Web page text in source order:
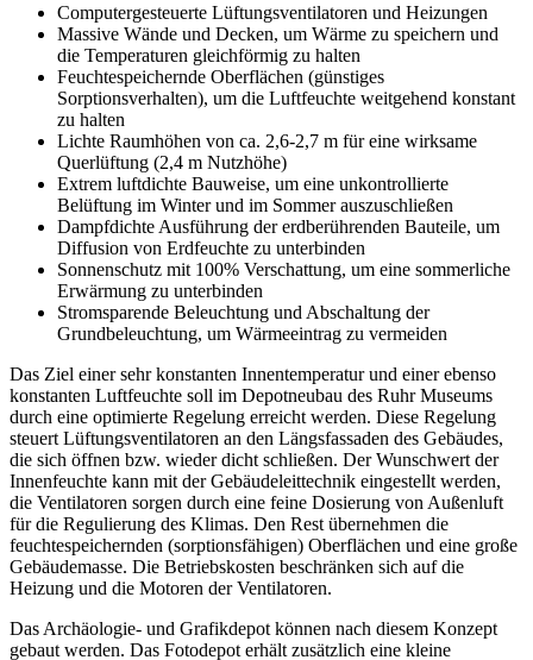
Computergesteuerte Lüftungsventilatoren und Heizungen
Massive Wände und Decken, um Wärme zu speichern und
die Temperaturen gleichförmig zu halten
Feuchtespeichernde Oberflächen (günstiges
Sorptionsverhalten), um die Luftfeuchte weitgehend konstant
zu halten
Lichte Raumhöhen von ca. 2,6-2,7 m für eine wirksame
Querlüftung (2,4 m Nutzhöhe)
Extrem luftdichte Bauweise, um eine unkontrollierte
Belüftung im Winter und im Sommer auszuschließen
Dampfdichte Ausführung der erdberührenden Bauteile, um
Diffusion von Erdfeuchte zu unterbinden
Sonnenschutz mit 100% Verschattung, um eine sommerliche
Erwärmung zu unterbinden
Stromsparende Beleuchtung und Abschaltung der
Grundbeleuchtung, um Wärmeeintrag zu vermeiden
Das Ziel einer sehr konstanten Innentemperatur und einer ebenso
konstanten Luftfeuchte soll im Depotneubau des Ruhr Museums
durch eine optimierte Regelung erreicht werden. Diese Regelung
steuert Lüftungsventilatoren an den Längsfassaden des Gebäudes,
die sich öffnen bzw. wieder dicht schließen. Der Wunschwert der
Innenfeuchte kann mit der Gebäudeleittechnik eingestellt werden,
die Ventilatoren sorgen durch eine feine Dosierung von Außenluft
für die Regulierung des Klimas. Den Rest übernehmen die
feuchtespeichernden (sorptionsfähigen) Oberflächen und eine große
Gebäudemasse. Die Betriebskosten beschränken sich auf die
Heizung und die Motoren der Ventilatoren.
Das Archäologie- und Grafikdepot können nach diesem Konzept
gebaut werden. Das Fotodepot erhält zusätzlich eine kleine